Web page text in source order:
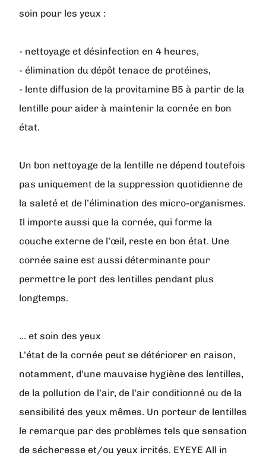
soin pour les yeux :
- nettoyage et désinfection en 4 heures,
- élimination du dépôt tenace de protéines,
- lente diffusion de la provitamine B5 à partir de la
lentille pour aider à maintenir la cornée en bon
état.
Un bon nettoyage de la lentille ne dépend toutefois
pas uniquement de la suppression quotidienne de
la saleté et de l’élimination des micro-organismes.
Il importe aussi que la cornée, qui forme la
couche externe de l’œil, reste en bon état. Une
cornée saine est aussi déterminante pour
permettre le port des lentilles pendant plus
longtemps.
... et soin des yeux
L’état de la cornée peut se détériorer en raison,
notamment, d’une mauvaise hygiène des lentilles,
de la pollution de l’air, de l’air conditionné ou de la
sensibilité des yeux mêmes. Un porteur de lentilles
le remarque par des problèmes tels que sensation
de sécheresse et/ou yeux irrités. EYEYE All in